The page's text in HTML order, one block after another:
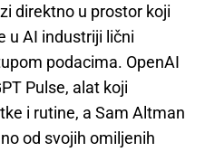
direktno u prostor koji
u AI industriji lični
podacima. OpenAI
Pulse, alat koji
i rutine, a Sam Altman
od svojih omiljenih